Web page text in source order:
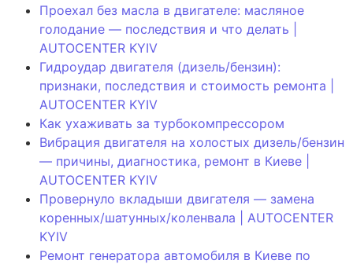
Проехал без масла в двигателе: масляное
голодание — последствия и что делать |
AUTOCENTER KYIV
Гидроудар двигателя (дизель/бензин):
признаки, последствия и стоимость ремонта |
AUTOCENTER KYIV
Как ухаживать за турбокомпрессором
Вибрация двигателя на холостых дизель/бензин
— причины, диагностика, ремонт в Киеве |
AUTOCENTER KYIV
Провернуло вкладыши двигателя — замена
коренных/шатунных/коленвала | AUTOCENTER
KYIV
Ремонт генератора автомобиля в Киеве по